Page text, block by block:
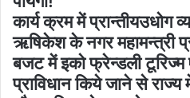
कार्य क्रम में प्रान्तीयउधोग
ऋषिकेश के नगर महामन्त्री
बजट में इको फ्रेन्डली
प्राविधान किये जाने से